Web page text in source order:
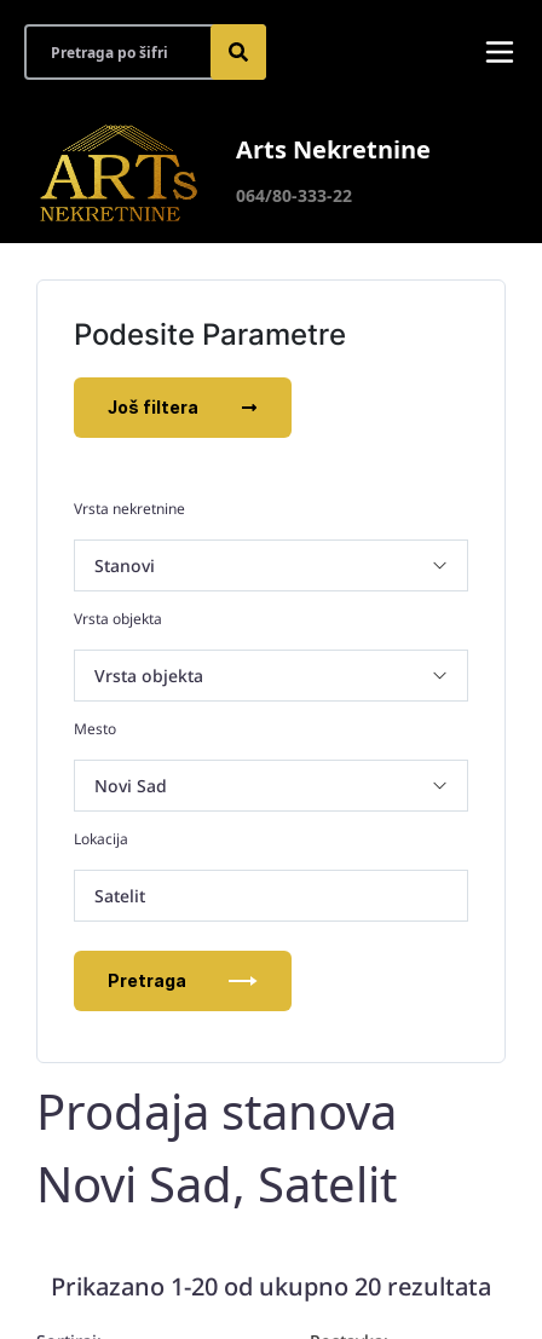
Arts Nekretnine
064/80-333-22
Podesite Parametre
Još filtera
Vrsta nekretnine
Vrsta objekta
Mesto
Lokacija
Satelit
Pretraga
Prodaja stanova
Novi Sad, Satelit
Prikazano 1-20 od ukupno 20 rezultata